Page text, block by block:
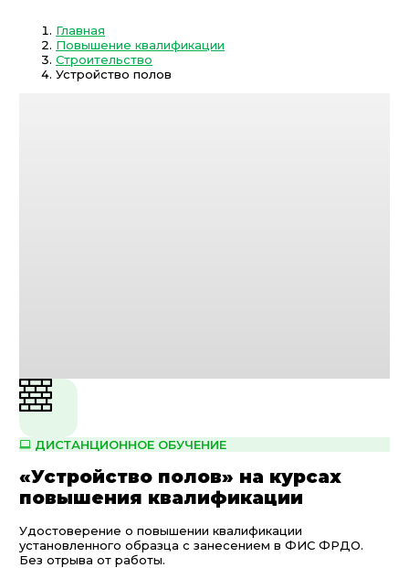
Главная
Повышение квалификации
Строительство
Устройство полов
ДИСТАНЦИОННОЕ ОБУЧЕНИЕ
«Устройство полов» на курсах
повышения квалификации
Удостоверение о повышении квалификации
установленного образца с занесением в ФИС ФРДО.
Без отрыва от работы.